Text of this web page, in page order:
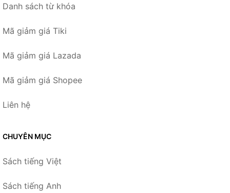
Danh sách từ khóa
Mã giảm giá Tiki
Mã giảm giá Lazada
Mã giảm giá Shopee
Liên hệ
CHUYÊN MỤC
Sách tiếng Việt
Sách tiếng Anh